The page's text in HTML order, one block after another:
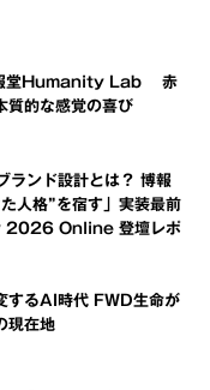
堂Humanity Lab 赤
質的な感覚の喜び
ランド設計とは？ 博報
人格”を宿す」実装最前
Online 登壇レポ
するAI時代 FWD生命が
現在地